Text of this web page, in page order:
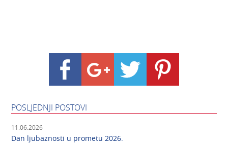
POSLJEDNJI POSTOVI
11.06.2026
Dan ljubaznosti u prometu 2026.